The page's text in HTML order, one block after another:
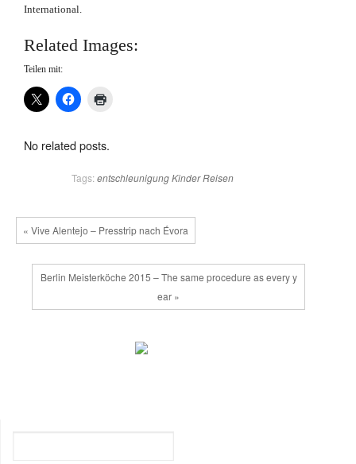
International.
Related Images:
Teilen mit:
No related posts.
Tags: entschleunigungKinderReisen
« Vive Alentejo – Presstrip nach Évora
Berlin Meisterköche 2015 – The same procedure as every y
ear »